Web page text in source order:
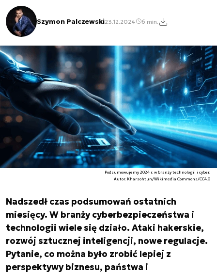
Szymon Palczewski23.12.2024 6 min.
Podsumowujemy 2024 r. w branży technologii i cyber.
Autor. Kharsohtun/Wikimedia Commons/CC4.0
Nadszedł czas podsumowań ostatnich
miesięcy. W branży cyberbezpieczeństwa i
technologii wiele się działo. Ataki hakerskie,
rozwój sztucznej inteligencji, nowe regulacje.
Pytanie, co można było zrobić lepiej z
perspektywy biznesu, państwa i